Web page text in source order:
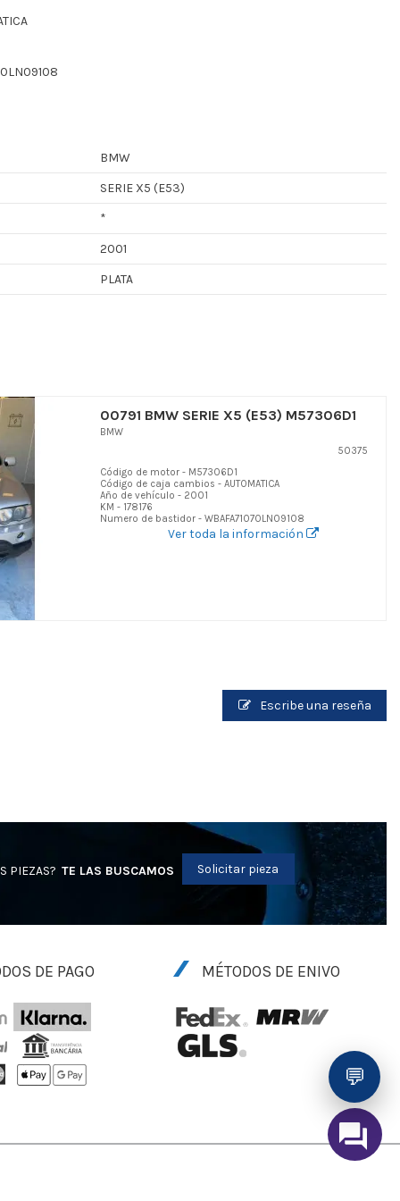
BMW
SERIE X5 (E53)
*
2001
PLATA
00791 BMW SERIE X5 (E53) M57306D1
BMW
50375
Código de motor - M57306D1
Código de caja cambios - AUTOMATICA
Año de vehículo - 2001
KM - 178176
Numero de bastidor - WBAFA71070LN09108
Ver toda la información
Escribe una reseña
PIEZAS? TE LAS BUSCAMOS Solicitar pieza
DE PAGO MÉTODOS DE ENIVO
💬